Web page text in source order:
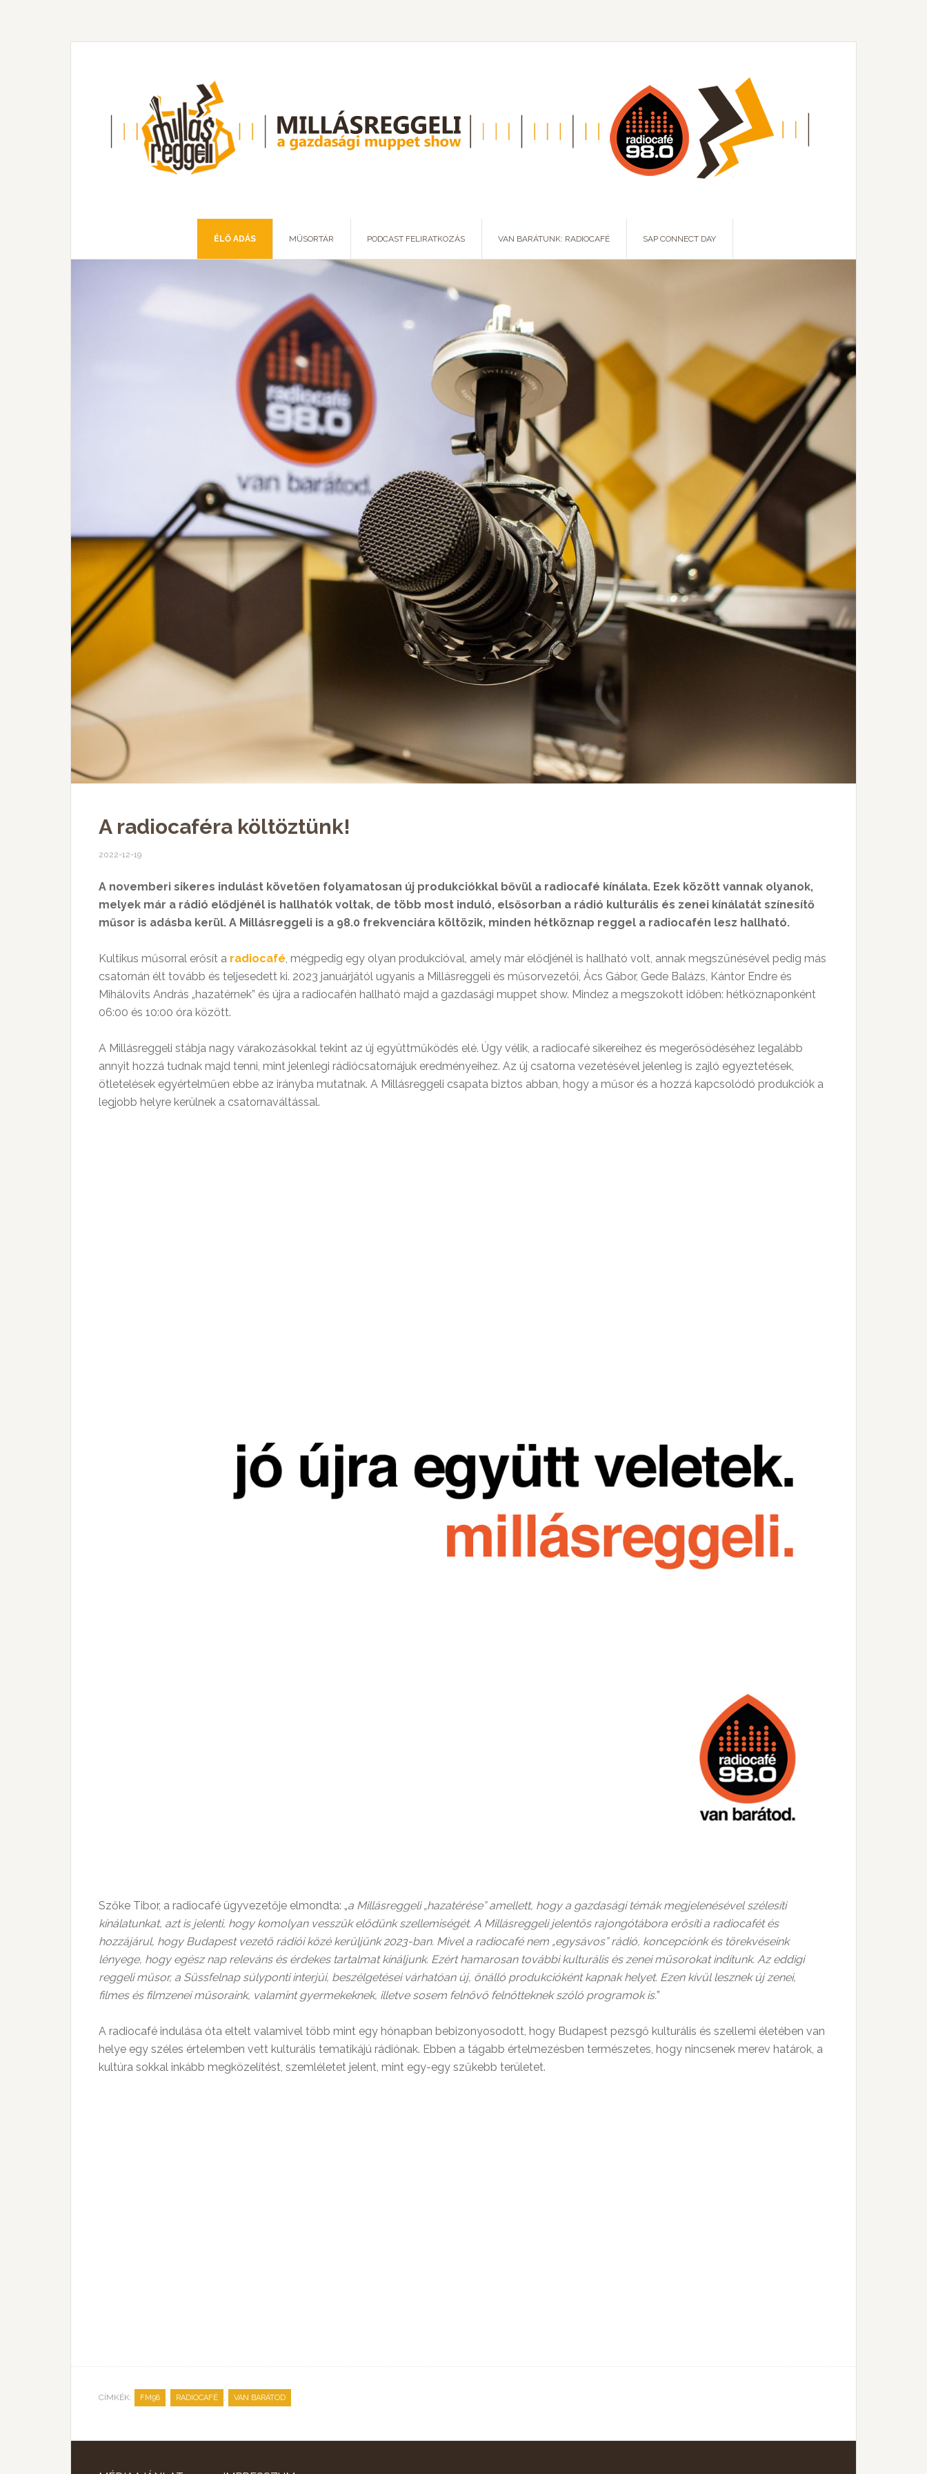
ÉLŐ ADÁS MŰSORTÁR PODCAST FELIRATKOZÁS VAN BARÁTUNK: RADIOCAFÉ SAP CONNECT DAY
A radiocaféra költöztünk!
2022-12-19
A novemberi sikeres indulást követően folyamatosan új produkciókkal bővül a radiocafé kínálata. Ezek között vannak olyanok,
melyek már a rádió elődjénél is hallhatók voltak, de több most induló, elsősorban a rádió kulturális és zenei kínálatát színesítő
műsor is adásba kerül. A Millásreggeli is a 98.0 frekvenciára költözik, minden hétköznap reggel a radiocafén lesz hallható.
Kultikus műsorral erősít a radiocafé , mégpedig egy olyan produkcióval, amely már elődjénél is hallható volt, annak megszűnésével pedig más
csatornán élt tovább és teljesedett ki. 2023 januárjától ugyanis a Millásreggeli és műsorvezetői, Ács Gábor, Gede Balázs, Kántor Endre és
Mihálovits András „hazatérnek” és újra a radiocafén hallható majd a gazdasági muppet show. Mindez a megszokott időben: hétköznaponként
06:00 és 10:00 óra között.
A Millásreggeli stábja nagy várakozásokkal tekint az új együttműködés elé. Úgy vélik, a radiocafé sikereihez és megerősödéséhez legalább
annyit hozzá tudnak majd tenni, mint jelenlegi rádiócsatornájuk eredményeihez. Az új csatorna vezetésével jelenleg is zajló egyeztetések,
ötletelések egyértelműen ebbe az irányba mutatnak. A Millásreggeli csapata biztos abban, hogy a műsor és a hozzá kapcsolódó produkciók a
legjobb helyre kerülnek a csatornaváltással.
Szőke Tibor, a radiocafé ügyvezetője elmondta: „a Millásreggeli „hazatérése” amellett, hogy a gazdasági témák megjelenésével szélesíti
kínálatunkat, azt is jelenti, hogy komolyan vesszük elődünk szellemiségét. A Millásreggeli jelentős rajongótábora erősíti a radiocafét és
hozzájárul, hogy Budapest vezető rádiói közé kerüljünk 2023-ban. Mivel a radiocafé nem „egysávos” rádió, koncepciónk és törekvéseink
lényege, hogy egész nap releváns és érdekes tartalmat kínáljunk. Ezért hamarosan további kulturális és zenei műsorokat indítunk. Az eddigi
reggeli műsor, a Süssfelnap súlyponti interjúi, beszélgetései várhatóan új, önálló produkcióként kapnak helyet. Ezen kívül lesznek új zenei,
filmes és filmzenei műsoraink, valamint gyermekeknek, illetve sosem felnővő felnőtteknek szóló programok is.”
A radiocafé indulása óta eltelt valamivel több mint egy hónapban bebizonyosodott, hogy Budapest pezsgő kulturális és szellemi életében van
helye egy széles értelemben vett kulturális tematikájú rádiónak. Ebben a tágabb értelmezésben természetes, hogy nincsenek merev határok, a
kultúra sokkal inkább megközelítést, szemléletet jelent, mint egy-egy szűkebb területet.
CÍMKÉK: FM98 RADIOCAFÉ VAN BARÁTOD